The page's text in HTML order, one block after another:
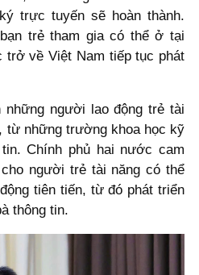
trực tuyến sẽ hoàn thành.
trẻ tham gia có thể ở tại
trở về Việt Nam tiếp tục phát
những người lao động trẻ tài
từ những trường khoa học kỹ
Chính phủ hai nước cam
người trẻ tài năng có thể
tiên tiến, từ đó phát triển
thông tin.